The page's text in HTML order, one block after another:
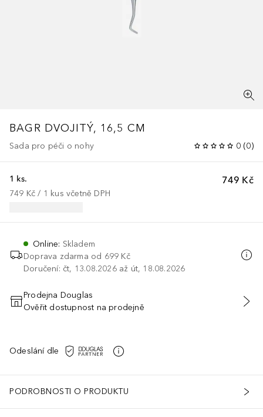
BAGR DVOJITÝ, 16,5 CM
Sada pro péči o nohy 0 (0)
749 Kč
1 ks.
749 Kč / 1 kus včetně DPH
Online: Skladem
Doprava zdarma od 699 Kč
Doručení: čt, 13.08.2026 až út, 18.08.2026
PŘIDAT DO KOŠÍKU
Prodejna Douglas
Ověřit dostupnost na prodejně
Odeslání dle
PODROBNOSTI O PRODUKTU